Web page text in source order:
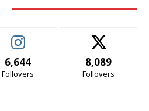
6,644
Follovers
8,089
Follovers